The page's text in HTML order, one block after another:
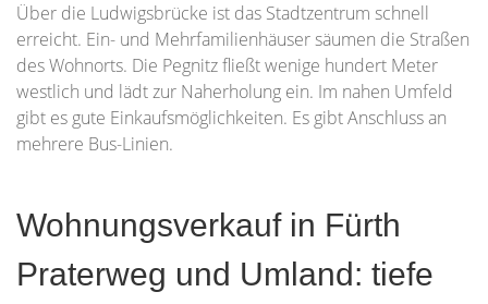
Über die Ludwigsbrücke ist das Stadtzentrum schnell
erreicht. Ein- und Mehrfamilienhäuser säumen die Straßen
des Wohnorts. Die Pegnitz fließt wenige hundert Meter
westlich und lädt zur Naherholung ein. Im nahen Umfeld
gibt es gute Einkaufsmöglichkeiten. Es gibt Anschluss an
mehrere Bus-Linien.
Wohnungsverkauf in Fürth
Praterweg und Umland: tiefe